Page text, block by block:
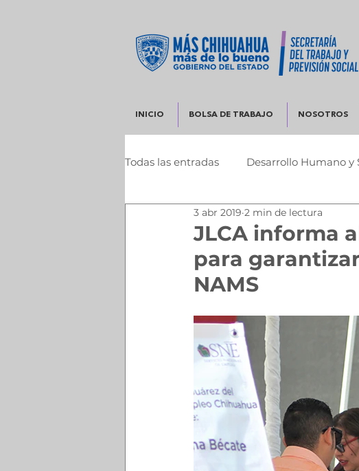
INICIO BOLSA DE TRABAJO NOSOTROS
Todas las entradas Desarrollo Humano y
Infraestructura y Desarrollo Urbano
JLCA informa
para
NAMS
3 abr 2019 2 min de lectura